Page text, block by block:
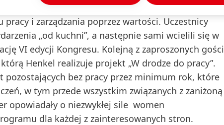
przedstawicieli biznesu dążących do pobudzenia
i zarządzania poprzez wartości. Uczestnicy
„od kuchni”, a następnie sami wcielili się w
VI edycji Kongresu. Kolejną z zaproszonych gości
Henkel realizuje projekt „W drodze do pracy”.
bez pracy przez minimum rok, które
w tym przede wszystkim związanych z zaniżoną
opowiadały o niezwykłej sile women
dla każdej z zainteresowanych stron.